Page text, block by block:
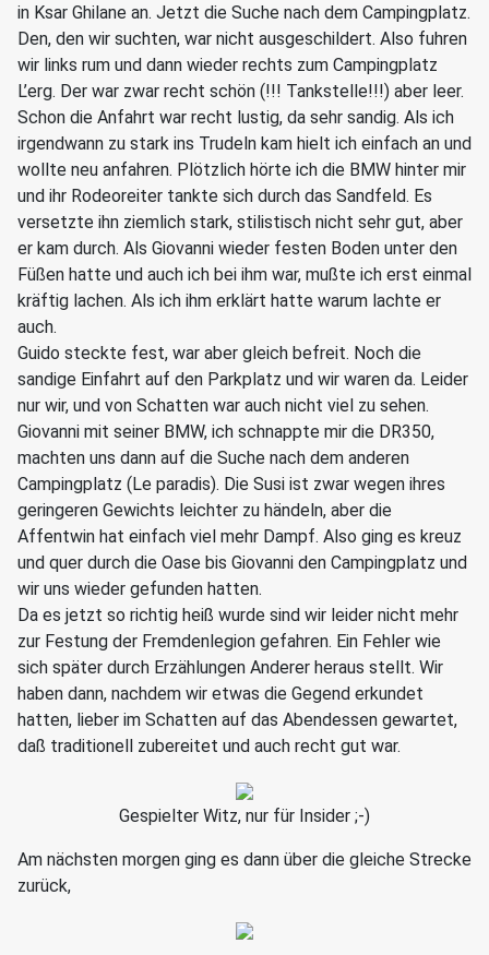
in Ksar Ghilane an. Jetzt die Suche nach dem Campingplatz.
Den, den wir suchten, war nicht ausgeschildert. Also fuhren
wir links rum und dann wieder rechts zum Campingplatz
L’erg. Der war zwar recht schön (!!! Tankstelle!!!) aber leer.
Schon die Anfahrt war recht lustig, da sehr sandig. Als ich
irgendwann zu stark ins Trudeln kam hielt ich einfach an und
wollte neu anfahren. Plötzlich hörte ich die BMW hinter mir
und ihr Rodeoreiter tankte sich durch das Sandfeld. Es
versetzte ihn ziemlich stark, stilistisch nicht sehr gut, aber
er kam durch. Als Giovanni wieder festen Boden unter den
Füßen hatte und auch ich bei ihm war, mußte ich erst einmal
kräftig lachen. Als ich ihm erklärt hatte warum lachte er
auch.
Guido steckte fest, war aber gleich befreit. Noch die
sandige Einfahrt auf den Parkplatz und wir waren da. Leider
nur wir, und von Schatten war auch nicht viel zu sehen.
Giovanni mit seiner BMW, ich schnappte mir die DR350,
machten uns dann auf die Suche nach dem anderen
Campingplatz (Le paradis). Die Susi ist zwar wegen ihres
geringeren Gewichts leichter zu händeln, aber die
Affentwin hat einfach viel mehr Dampf. Also ging es kreuz
und quer durch die Oase bis Giovanni den Campingplatz und
wir uns wieder gefunden hatten.
Da es jetzt so richtig heiß wurde sind wir leider nicht mehr
zur Festung der Fremdenlegion gefahren. Ein Fehler wie
sich später durch Erzählungen Anderer heraus stellt. Wir
haben dann, nachdem wir etwas die Gegend erkundet
hatten, lieber im Schatten auf das Abendessen gewartet,
daß traditionell zubereitet und auch recht gut war.
Gespielter Witz, nur für Insider ;-)
Am nächsten morgen ging es dann über die gleiche Strecke
zurück,